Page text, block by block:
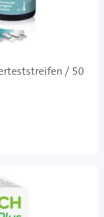
/ 50